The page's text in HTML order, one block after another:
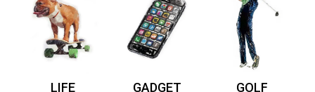
LIFE GADGET GOLF